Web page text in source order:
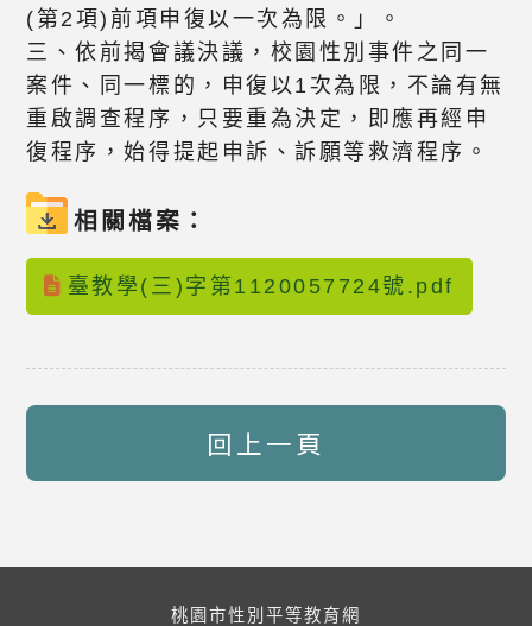
(第2項)前項申復以一次為限。」。
三、依前揭會議決議，校園性別事件之同一
案件、同一標的，申復以1次為限，不論有無
重啟調查程序，只要重為決定，即應再經申
復程序，始得提起申訴、訴願等救濟程序。
相關檔案：
臺教學(三)字第1120057724號.pdf
回上一頁
桃園市性別平等教育網